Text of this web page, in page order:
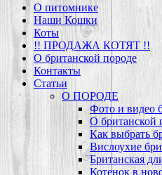
О питомнике
Наши Кошки
Коты
!! ПРОДАЖА КОТЯТ !!
О британской породе
Контакты
Статьи
О ПОРОДЕ
Фото и видео
О британской
Как выбрать
Вислоухие
Британская
Котенок в